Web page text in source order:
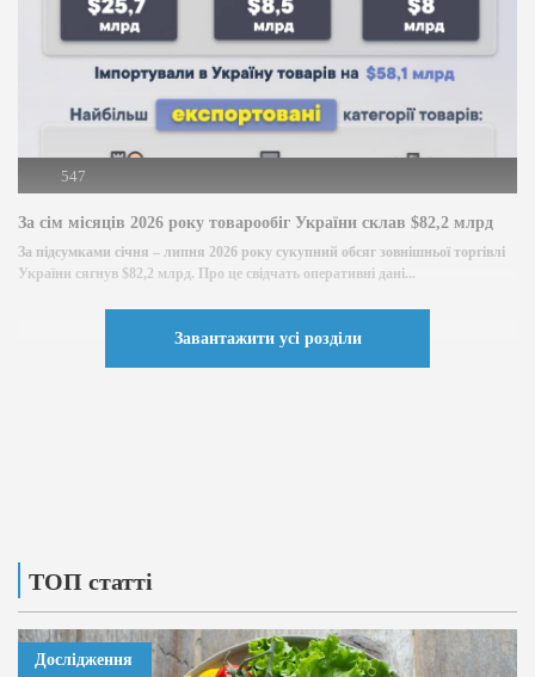
ТОП статті
Дослідження
547
За сім місяців 2026 року товарообіг України склав $82,2 млрд
За підсумками січня – липня 2026 року сукупний обсяг зовнішньої торгівлі
України сягнув $82,2 млрд. Про це свідчать оперативні дані...
Завантажити усі розділи